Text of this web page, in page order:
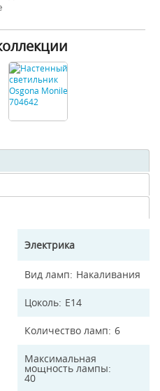
Электрика
Вид ламп Накаливания
Цоколь E14
Количество ламп 6
Максимальная
мощность лампы
40